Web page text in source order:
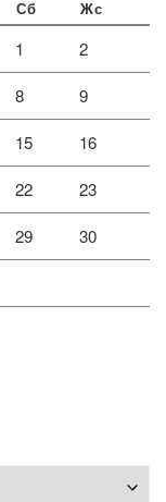
Сб Жс
1 2
8 9
15 16
22 23
29 30